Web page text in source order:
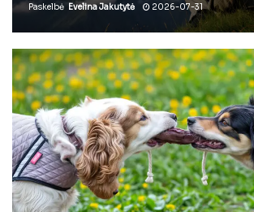
Paskelbė Evelina Jakutytė 2026-07-31